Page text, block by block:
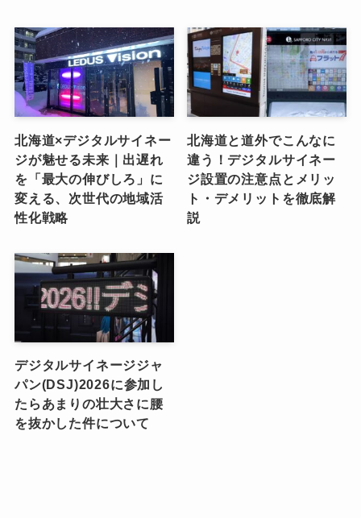
北海道×デジタルサイネー
ジが魅せる未来｜出遅れ
を「最大の伸びしろ」に
変える、次世代の地域活
性化戦略
北海道と道外でこんなに
違う！デジタルサイネー
ジ設置の注意点とメリッ
ト・デメリットを徹底解
説
デジタルサイネージジャ
パン(DSJ)2026に参加し
たらあまりの壮大さに腰
を抜かした件について